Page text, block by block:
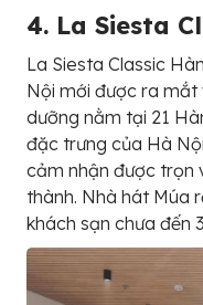
4. La Siesta
La Siesta Classic
Nội mới được ra mắt
dưỡng nằm tại 21
đặc trưng của Hà
cảm nhận được trọn
thành. Nhà hát Múa
khách sạn chưa đến